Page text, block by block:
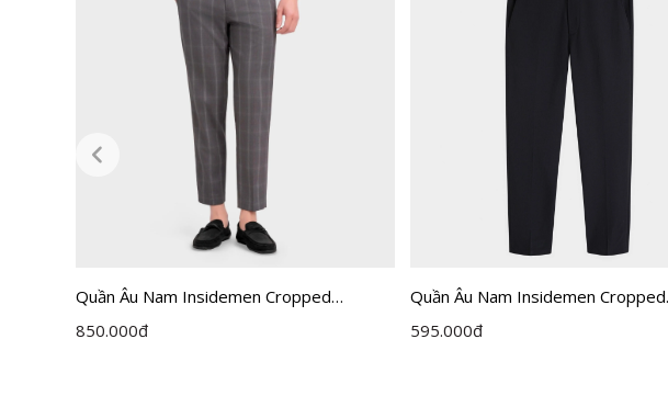
Quần Âu Nam Insidemen Cropped
ITR030F0H0
850.000đ
Quần Âu Nam Insidemen Cropped
ITR0020Z
595.000đ